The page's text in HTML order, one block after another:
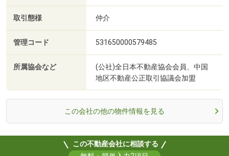
取引態様 仲介
管理コード 531650000579485
所属協会など
(公社)全日本不動産協会会員、中国
地区不動産公正取引協議会加盟
この会社の他の物件情報を見る
この不動産会社に相談する